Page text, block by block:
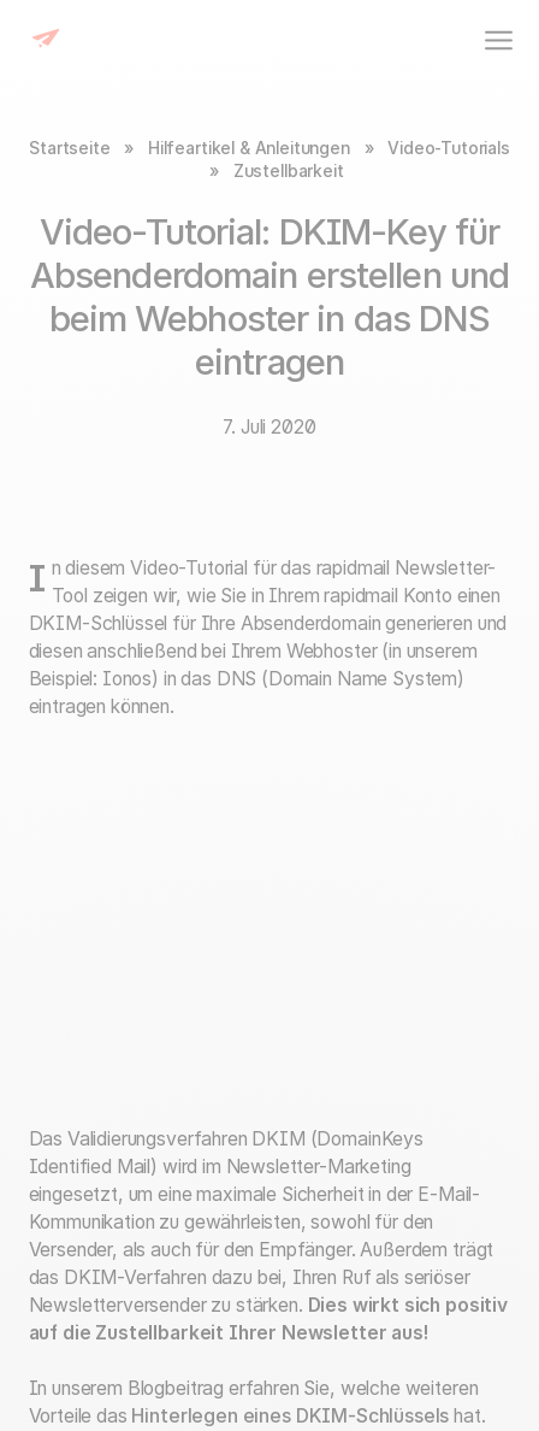
Startseite » Hilfeartikel & Anleitungen »
Video-Tutorials
»
Zustellbarkeit
Video-Tutorial: DKIM-Key für
Absenderdomain erstellen und
beim Webhoster in das DNS
eintragen
7. Juli 2020
In diesem Video-Tutorial für das rapidmail Newsletter- Tool zeigen wir, wie Sie in Ihrem rapidmail Konto einen
DKIM-Schlüssel für Ihre Absenderdomain generieren und
diesen anschließend bei Ihrem Webhoster (in unserem
Beispiel: Ionos) in das DNS (Domain Name System)
eintragen können.
Das Validierungsverfahren DKIM (DomainKeys
Identified Mail) wird im Newsletter-Marketing
eingesetzt, um eine maximale Sicherheit in der E-Mail-
Kommunikation zu gewährleisten, sowohl für den
Versender, als auch für den Empfänger. Außerdem trägt
das DKIM-Verfahren dazu bei, Ihren Ruf als seriöser
Newsletterversender zu stärken. Dies wirkt sich positiv
auf die Zustellbarkeit Ihrer Newsletter aus!
In unserem Blogbeitrag erfahren Sie, welche weiteren
Vorteile das Hinterlegen eines DKIM-Schlüssels hat.